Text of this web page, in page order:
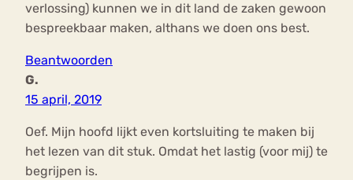
verlossing) kunnen we in dit land de zaken gewoon
bespreekbaar maken, althans we doen ons best.
Beantwoorden
G.
15 april, 2019
Oef. Mijn hoofd lijkt even kortsluiting te maken bij
het lezen van dit stuk. Omdat het lastig (voor mij) te
begrijpen is.